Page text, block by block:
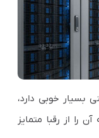
بسیار خوبی دارد،
را از رقبا متمایز